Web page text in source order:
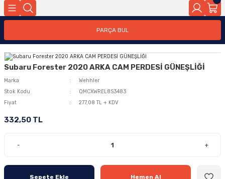
PARÇA BUL
Subaru Forester 2020 ARKA CAM PERDESİ GÜNEŞLİĞİ
Marka
Wehhler
Stok Kodu
QMCXWREL8S3483
Fiyat
277,08 TL + KDV
332,50 TL
- +
Sepete Ekle Hemen Al